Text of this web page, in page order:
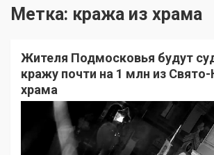
Метка: кража из храма
Жителя Подмосковья будут
кражу почти на 1 млн из
храма